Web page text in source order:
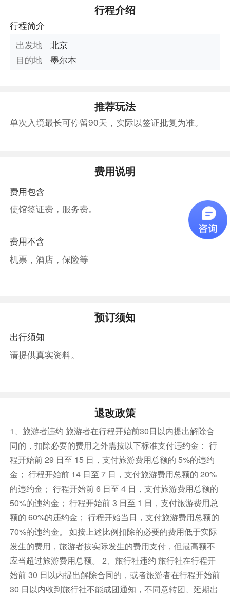
行程介绍
行程简介
出发地
北京
目的地
墨尔本
推荐玩法
单次入境最长可停留90天，实际以签证批复为准。
费用说明
费用包含
使馆签证费，服务费。
费用不含
机票，酒店，保险等
预订须知
出行须知
请提供真实资料。
退改政策
1、旅游者违约 旅游者在行程开始前30日以内提出解除合
同的，扣除必要的费用之外需按以下标准支付违约金： 行
程开始前 29 日至 15 日，支付旅游费用总额的 5%的违约
金； 行程开始前 14 日至 7 日，支付旅游费用总额的 20%
的违约金； 行程开始前 6 日至 4 日，支付旅游费用总额的
50%的违约金； 行程开始前 3 日至 1 日，支付旅游费用总
额的 60%的违约金； 行程开始当日，支付旅游费用总额的
70%的违约金。 如按上述比例扣除的必要的费用低于实际
发生的费用，旅游者按实际发生的费用支付，但最高额不
应当超过旅游费用总额。 2、旅行社违约 旅行社在行程开
始前 30 日以内提出解除合同的，或者旅游者在行程开始前
30 日以内收到旅行社不能成团通知，不同意转团、延期出